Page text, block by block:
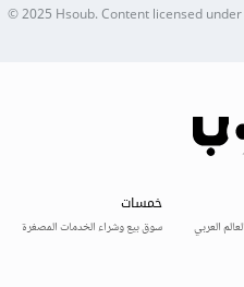
© 2025 Hsoub.Content licensed under